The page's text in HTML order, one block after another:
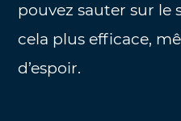
pouvez sauter sur le
cela plus efficace,
d’espoir.